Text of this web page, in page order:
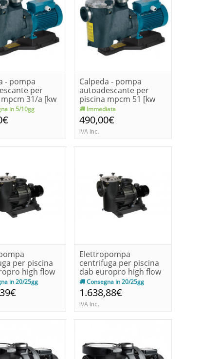
- pompa
per
31/a [kw
in 5/10gg
Calpeda - pompa
autoadescante per
piscina mpcm 51 [kw
1.1 - 1.5 h...
Immediata
490,00€
IVA Inc.
per piscina
high flow
in 20/25gg
Elettropompa
centrifuga per piscina
dab europro high flow
550t kw...
Consegna in 20/25gg
1.638,88€
IVA Inc.